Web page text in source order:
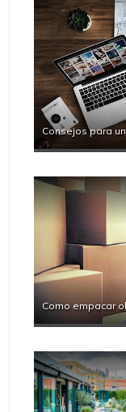
Consejos para
Como empacar